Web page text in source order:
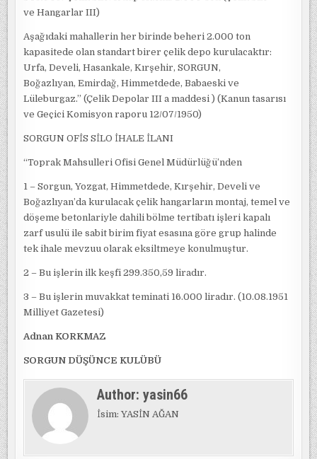
ve Hangarlar III)
Aşağıdaki mahallerin her birinde beheri 2.000 ton
kapasitede olan standart birer çelik depo kurulacaktır:
Urfa, Develi, Hasankale, Kırşehir, SORGUN,
Boğazlıyan, Emirdağ, Himmetdede, Babaeski ve
Lüleburgaz.” (Çelik Depolar III a maddesi ) (Kanun tasarısı
ve Geçici Komisyon raporu 12/07/1950)
SORGUN OFİS SİLO İHALE İLANI
“Toprak Mahsulleri Ofisi Genel Müdürlüğü’nden
1 – Sorgun, Yozgat, Himmetdede, Kırşehir, Develi ve
Boğazlıyan’da kurulacak çelik hangarların montaj, temel ve
döşeme betonlariyle dahili bölme tertibatı işleri kapalı
zarf usulü ile sabit birim fiyat esasına göre grup halinde
tek ihale mevzuu olarak eksiltmeye konulmuştur.
2 – Bu işlerin ilk keşfi 299.350,59 liradır.
3 – Bu işlerin muvakkat teminati 16.000 liradır. (10.08.1951
Milliyet Gazetesi)
Adnan KORKMAZ
SORGUN DÜŞÜNCE KULÜBÜ
Author:yasin66
İsim: YASİN AĞAN